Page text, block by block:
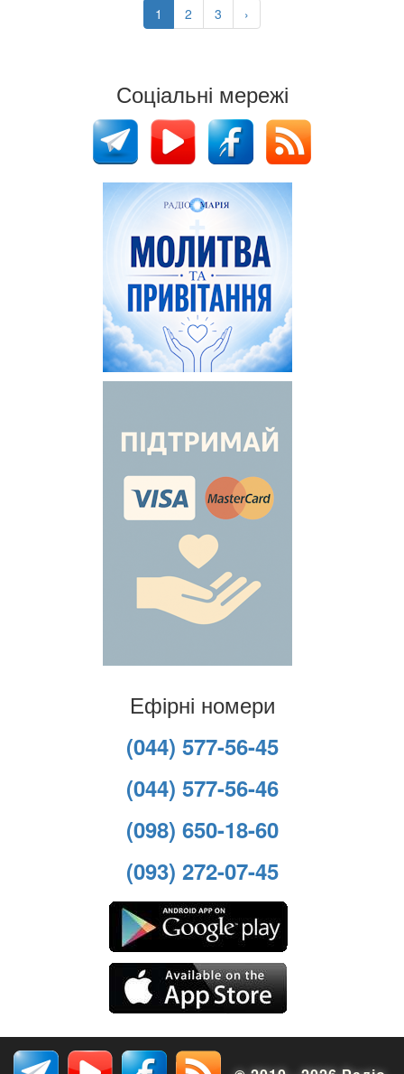
1 2 3 ›
Соціальні мережі
Ефірні номери
(044) 577-56-45
(044) 577-56-46
(098) 650-18-60
(093) 272-07-45